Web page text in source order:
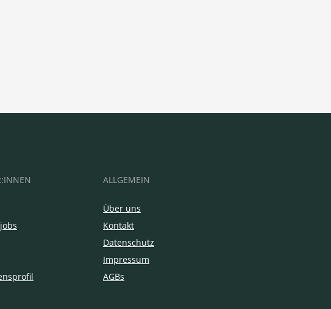
ALLGEMEIN
Über uns
Kontakt
Datenschutz
Impressum
AGBs